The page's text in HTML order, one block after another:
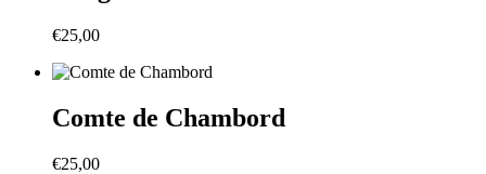
€25,00
Comte de Chambord
€25,00